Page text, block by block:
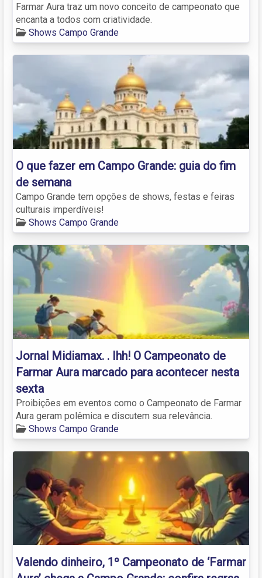
Farmar Aura traz um novo conceito de campeonato que
encanta a todos com criatividade.
Shows Campo Grande
O que fazer em Campo Grande: guia do fim
de semana
Campo Grande tem opções de shows, festas e feiras
culturais imperdíveis!
Shows Campo Grande
Jornal Midiamax. . Ihh! O Campeonato de
Farmar Aura marcado para acontecer nesta
sexta
Proibições em eventos como o Campeonato de Farmar
Aura geram polêmica e discutem sua relevância.
Shows Campo Grande
Valendo dinheiro, 1º Campeonato de ‘Farmar